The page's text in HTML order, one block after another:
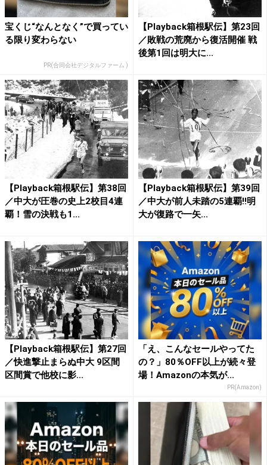
宝くじ“なんとなく”で買ってい
る限り変わらない
PR(合同会社デジタルファーム )
【Playback箱根駅伝】第23回
／敗戦の荒廃から復活開催 戦
後第1回は明大に...
【Playback箱根駅伝】第38回
／中大が圧巻の史上2校目4連
覇！雪の決戦も1...
【Playback箱根駅伝】第39回
／中大が前人未踏の5連覇!!明
大が復路で一矢...
【Playback箱根駅伝】第27回
／快進撃止まらぬ中大 9区間
区間賞で他校に影...
「え、こんなセールやってた
の？」80％OFF以上が続々登
場！Amazonの本気が...
PR(Amazon)